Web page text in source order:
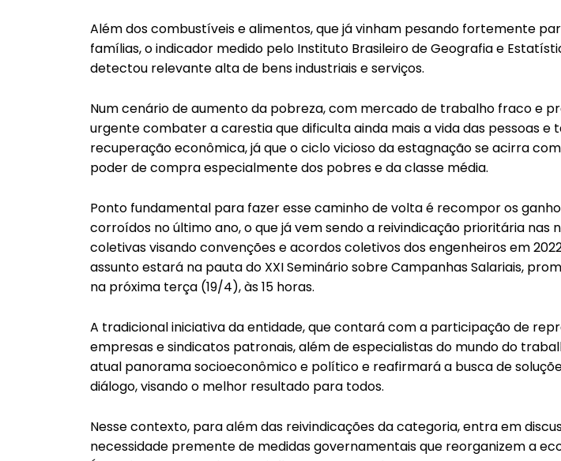
Além dos combustíveis e alimentos, que já vinham pesando fortemente
famílias, o indicador medido pelo Instituto Brasileiro de Geografia e
detectou relevante alta de bens industriais e serviços.
Num cenário de aumento da pobreza, com mercado de trabalho fraco e
urgente combater a carestia que dificulta ainda mais a vida das pessoas e
recuperação econômica, já que o ciclo vicioso da estagnação se acirra
poder de compra especialmente dos pobres e da classe média.
Ponto fundamental para fazer esse caminho de volta é recompor os
corroídos no último ano, o que já vem sendo a reivindicação prioritária nas
coletivas visando convenções e acordos coletivos dos engenheiros em
assunto estará na pauta do XXI Seminário sobre Campanhas Salariais,
na próxima terça (19/4), às 15 horas.
A tradicional iniciativa da entidade, que contará com a participação de
empresas e sindicatos patronais, além de especialistas do mundo do
atual panorama socioeconômico e político e reafirmará a busca de
diálogo, visando o melhor resultado para todos.
Nesse contexto, para além das reivindicações da categoria, entra em
necessidade premente de medidas governamentais que reorganizem a